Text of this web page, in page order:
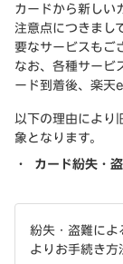
カードから新しい
注意点につきまし
要なサービスもご
なお、各種サービ
ード到着後、楽天
以下の理由により
象となります。
カード紛失・
紛失・盗難によ
よりお手続き方